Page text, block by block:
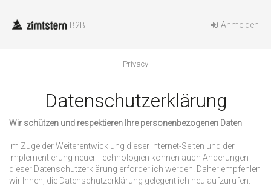
B2B Anmelden
privacy
Datenschutzerklärung
Wir schützen und respektieren Ihre personenbezogenen Daten
Im Zuge der Weiterentwicklung dieser Internet-Seiten und der
Implementierung neuer Technologien können auch Änderungen
dieser Datenschutzerklärung erforderlich werden. Daher empfehlen
wir Ihnen, die Datenschutzerklärung gelegentlich neu aufzurufen.